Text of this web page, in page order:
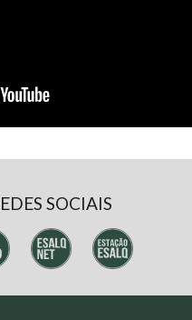
SOCIAIS